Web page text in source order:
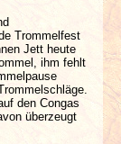
Trommelfest
Jett heute
ihm fehlt
den Congas
überzeugt